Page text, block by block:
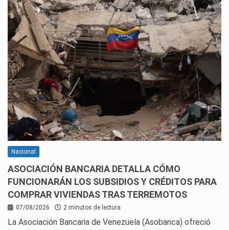
Nacional
ASOCIACIÓN BANCARIA DETALLA CÓMO
FUNCIONARÁN LOS SUBSIDIOS Y CRÉDITOS PARA
COMPRAR VIVIENDAS TRAS TERREMOTOS
07/08/2026 2 minutos de lectura
La Asociación Bancaria de Venezuela (Asobanca) ofreció